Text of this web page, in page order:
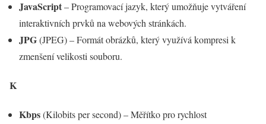
JavaScript– Programovací jazyk, který umožňuje vytváření
interaktivních prvků na webových stránkách.
JPG(JPEG) – Formát obrázků, který využívá kompresi k
zmenšení velikosti souboru.
K
Kbps(Kilobits per second) – Měřítko pro rychlost